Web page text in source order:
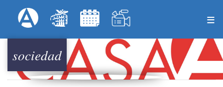
al
principal
Menú Superior
sociedad